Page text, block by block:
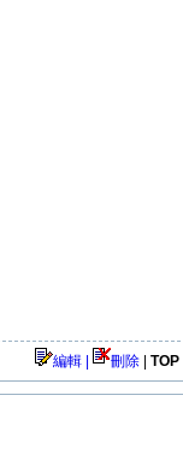
編輯 | 刪除 TOP